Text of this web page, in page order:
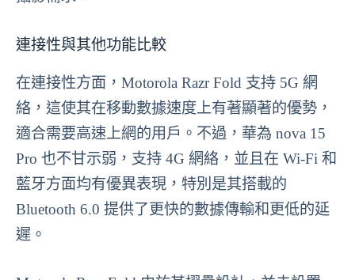
連接性與其他功能比較
在連接性方面，Motorola Razr Fold 支持 5G 網
絡，這使其在移動數據速度上有著顯著的優勢，
適合需要高速上網的用戶。不過，華為 nova 15
Pro 也不甘示弱，支持 4G 網絡，並且在 Wi-Fi 和
藍牙方面均有優異表現，特別是其搭載的
Bluetooth 6.0 提供了更快的數據傳輸和更低的延
遲。